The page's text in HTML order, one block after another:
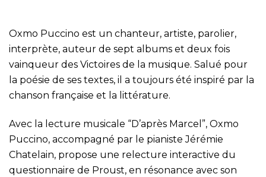
Oxmo Puccino est un chanteur, artiste, parolier,
interprète, auteur de sept albums et deux fois
vainqueur des Victoires de la musique. Salué pour
la poésie de ses textes, il a toujours été inspiré par la
chanson française et la littérature.
Avec la lecture musicale “D’après Marcel”, Oxmo
Puccino, accompagné par le pianiste Jérémie
Chatelain, propose une relecture interactive du
questionnaire de Proust, en résonance avec son